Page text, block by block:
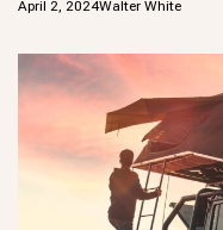
April 2, 2024Walter White